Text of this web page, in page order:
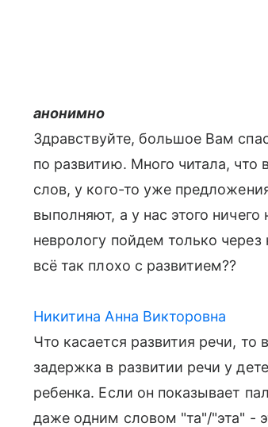
анонимно
Здравствуйте, большое Вам
по развитию. Много читала, что
слов, у кого-то уже
выполняют, а у нас этого
неврологу пойдем только
всё так плохо с развитием??
Никитина Анна Викторовна
Что касается развития речи,
задержка в развитии речи у
ребенка. Если он показывает
даже одним словом "та"/"эта" -